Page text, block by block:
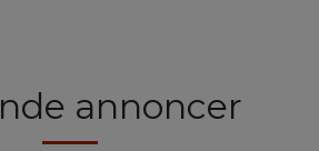
annoncer